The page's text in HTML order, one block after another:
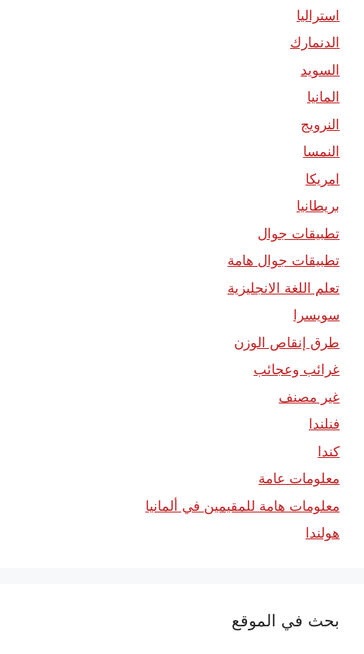
استراليا
الدنمارك
السويد
المانيا
النرويج
النمسا
امريكا
بريطانيا
تطبيقات جوال
تطبيقات جوال هامة
تعلم اللغة الانجليزية
سويسرا
طرق إنقاص الوزن
غرائب وعجائب
غير مصنف
فنلندا
كندا
معلومات عامة
معلومات هامة للمقيمين في ألمانيا
هولندا
بحث في الموقع